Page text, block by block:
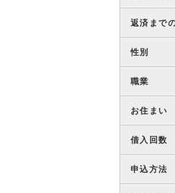
返済まで
性別
職業
お住まい
借入回数
申込方法